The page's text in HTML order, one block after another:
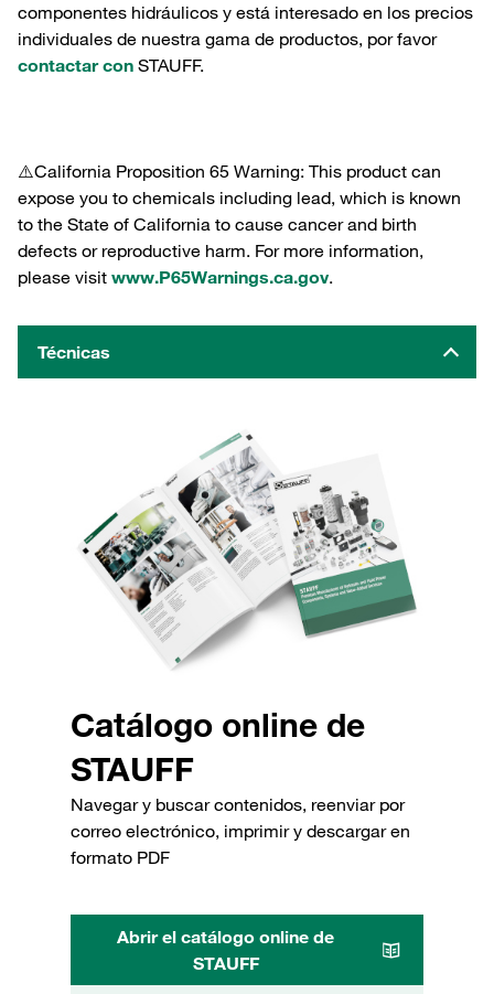
componentes hidráulicos y está interesado en los precios
individuales de nuestra gama de productos, por favor
contactar con STAUFF.
⚠️California Proposition 65 Warning: This product can
expose you to chemicals including lead, which is known
to the State of California to cause cancer and birth
defects or reproductive harm. For more information,
please visit www.P65Warnings.ca.gov.
Técnicas
Catálogo online de
STAUFF
Navegar y buscar contenidos, reenviar por
correo electrónico, imprimir y descargar en
formato PDF
Abrir el catálogo online de
STAUFF